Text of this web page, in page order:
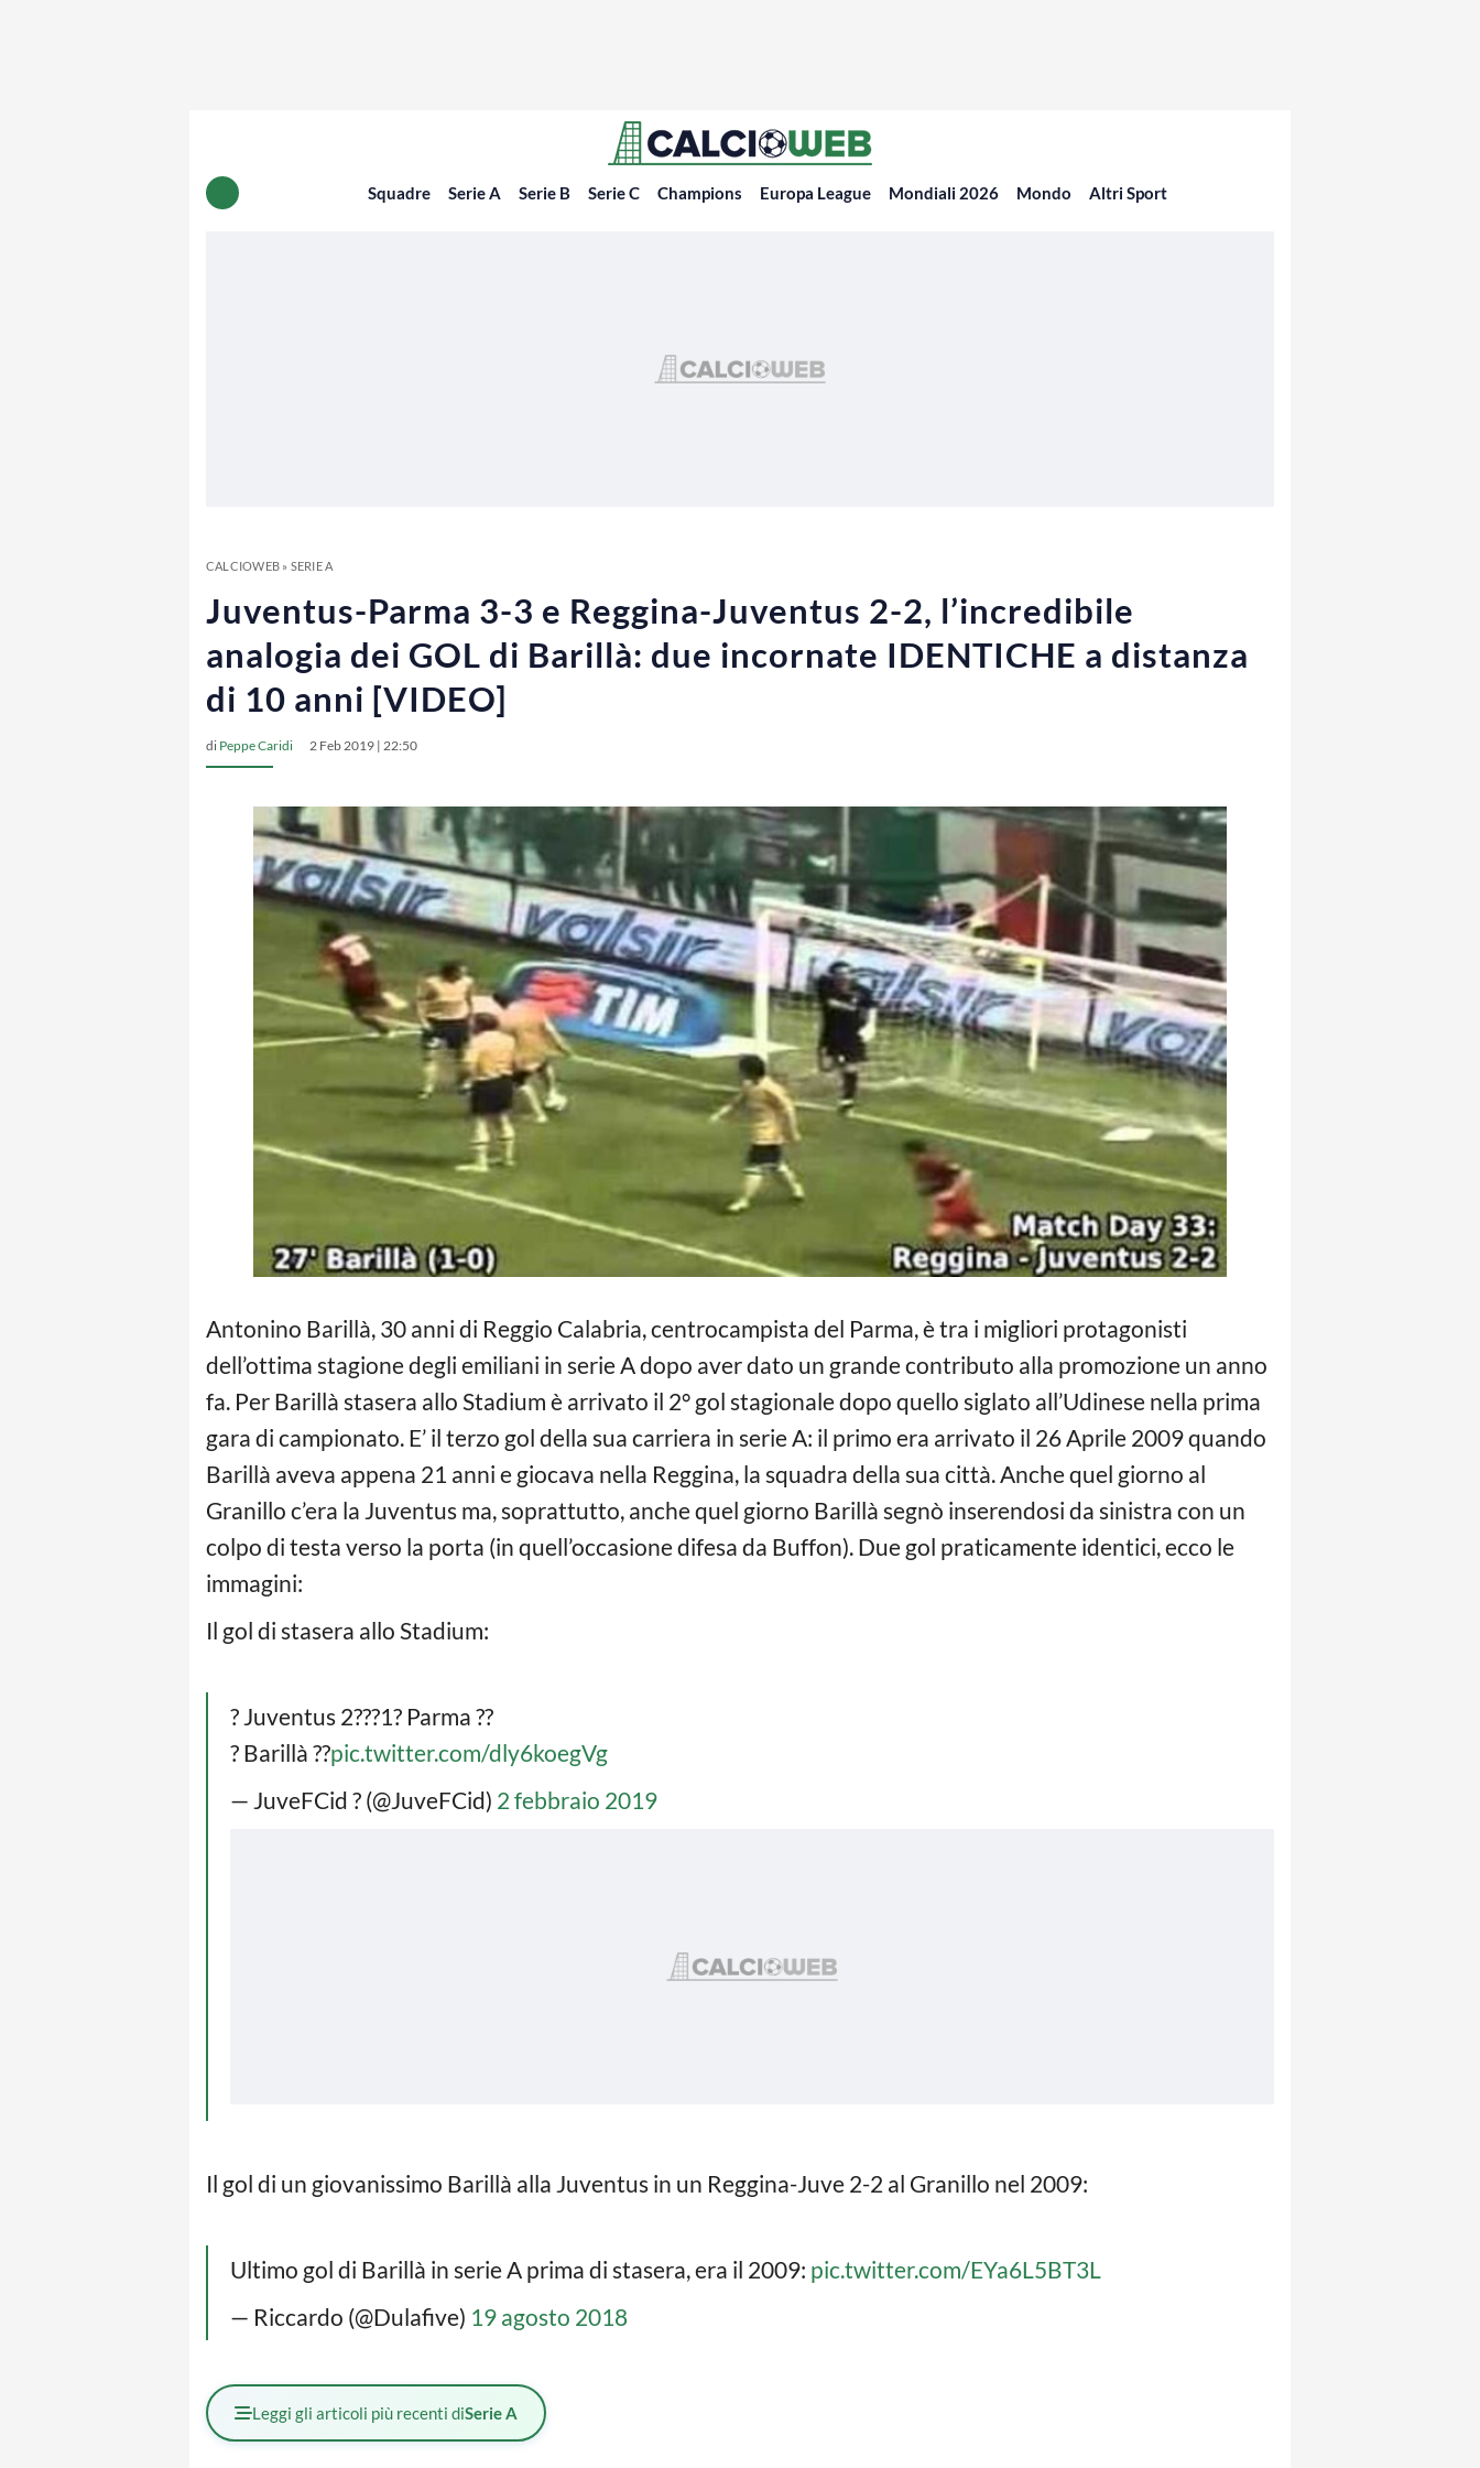
Squadre Serie A Serie B Serie C Champions Europa League Mondiali 2026 Mondo Altri Sport
CALCIOWEB» SERIE A
Juventus-Parma 3-3 e Reggina-Juventus 2-2, l’incredibile
analogia dei GOL di Barillà: due incornate IDENTICHE a distanza
di 10 anni [VIDEO]
di Peppe Caridi 2 Feb 2019 | 22:50
Antonino Barillà, 30 anni di Reggio Calabria, centrocampista del Parma, è tra i migliori protagonisti
dell’ottima stagione degli emiliani in serie A dopo aver dato un grande contributo alla promozione un anno
fa. Per Barillà stasera allo Stadium è arrivato il 2° gol stagionale dopo quello siglato all’Udinese nella prima
gara di campionato. E’ il terzo gol della sua carriera in serie A: il primo era arrivato il 26 Aprile 2009 quando
Barillà aveva appena 21 anni e giocava nella Reggina, la squadra della sua città. Anche quel giorno al
Granillo c’era la Juventus ma, soprattutto, anche quel giorno Barillà segnò inserendosi da sinistra con un
colpo di testa verso la porta (in quell’occasione difesa da Buffon). Due gol praticamente identici, ecco le
immagini:
Il gol di stasera allo Stadium:
? Juventus 2???1? Parma ??
? Barillà ??pic.twitter.com/dly6koegVg
— JuveFCid ? (@JuveFCid) 2 febbraio 2019
Il gol di un giovanissimo Barillà alla Juventus in un Reggina-Juve 2-2 al Granillo nel 2009:
Ultimo gol di Barillà in serie A prima di stasera, era il 2009: pic.twitter.com/EYa6L5BT3L
— Riccardo (@Dulafive) 19 agosto 2018
Leggi gli articoli più recenti diSerie A